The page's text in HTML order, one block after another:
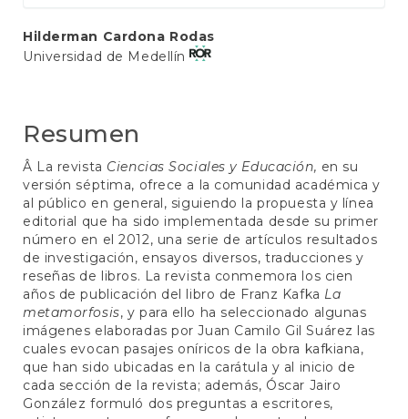
Contenido
principal
artículo
Hilderman Cardona Rodas
Universidad de Medellín
Resumen
Â La revista Ciencias Sociales y Educación, en su
versión séptima, ofrece a la comunidad académica y
al público en general, siguiendo la propuesta y línea
editorial que ha sido implementada desde su primer
número en el 2012, una serie de artículos resultados
de investigación, ensayos diversos, traducciones y
reseñas de libros. La revista conmemora los cien
años de publicación del libro de Franz Kafka La
metamorfosis, y para ello ha seleccionado algunas
imágenes elaboradas por Juan Camilo Gil Suárez las
cuales evocan pasajes oníricos de la obra kafkiana,
que han sido ubicadas en la carátula y al inicio de
cada sección de la revista; además, Óscar Jairo
González formuló dos preguntas a escritores,